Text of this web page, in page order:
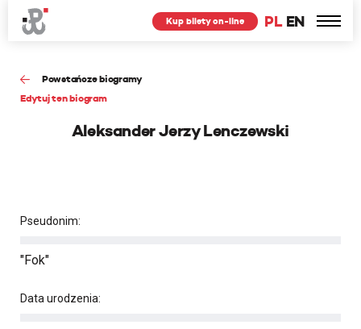
PL EN
Kup bilety on-line
Powstańcze biogramy
Edytuj ten biogram
Aleksander Jerzy Lenczewski
Pseudonim:
"Fok"
Data urodzenia: